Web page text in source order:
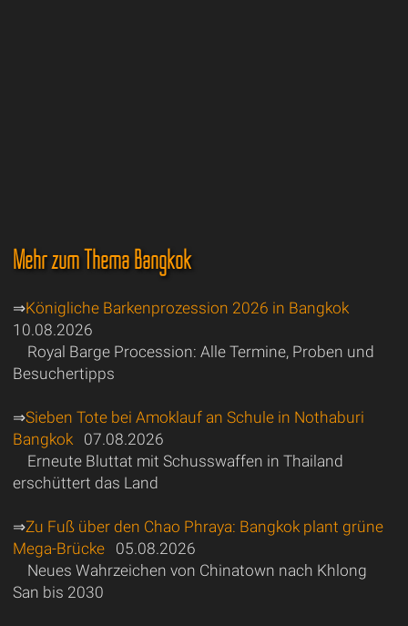
Mehr zum Thema Bangkok
⇒Königliche Barkenprozession 2026 in Bangkok
10.08.2026
Royal Barge Procession: Alle Termine, Proben und
Besuchertipps
⇒Sieben Tote bei Amoklauf an Schule in Nothaburi
Bangkok07.08.2026
Erneute Bluttat mit Schusswaffen in Thailand
erschüttert das Land
⇒Zu Fuß über den Chao Phraya: Bangkok plant grüne
Mega-Brücke05.08.2026
Neues Wahrzeichen von Chinatown nach Khlong
San bis 2030